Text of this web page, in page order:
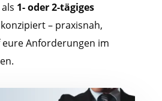
1- oder 2-tägiges
– praxisnah,
Anforderungen im